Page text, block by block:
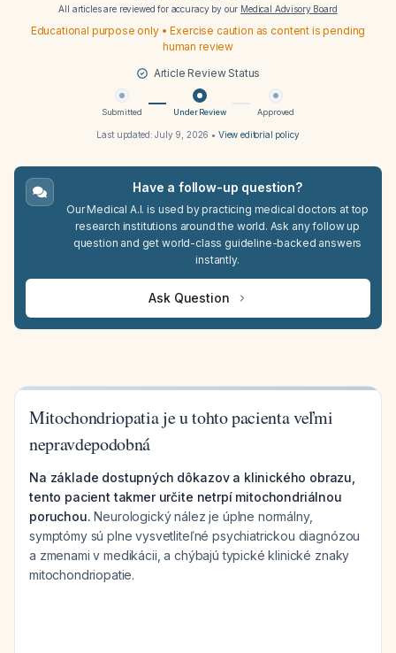
All articles are reviewed for accuracy by our Medical Advisory Board
Educational purpose only • Exercise caution as content is pending
human review
Article Review Status
Submitted Under Review Approved
Last updated:July 9, 2026 • View editorial policy
Have a follow-up question?
Our Medical A.I. is used by practicing medical doctors at top
research institutions around the world. Ask any follow up
question and get world-class guideline-backed answers
instantly.
Ask Question
Mitochondriopatia je u tohto pacienta veľmi
nepravdepodobná
Na základe dostupných dôkazov a klinického obrazu,
tento pacient takmer určite netrpí mitochondriálnou
poruchou. Neurologický nález je úplne normálny,
symptómy sú plne vysvetliteľné psychiatrickou diagnózou
a zmenami v medikácii, a chýbajú typické klinické znaky
mitochondriopatie.